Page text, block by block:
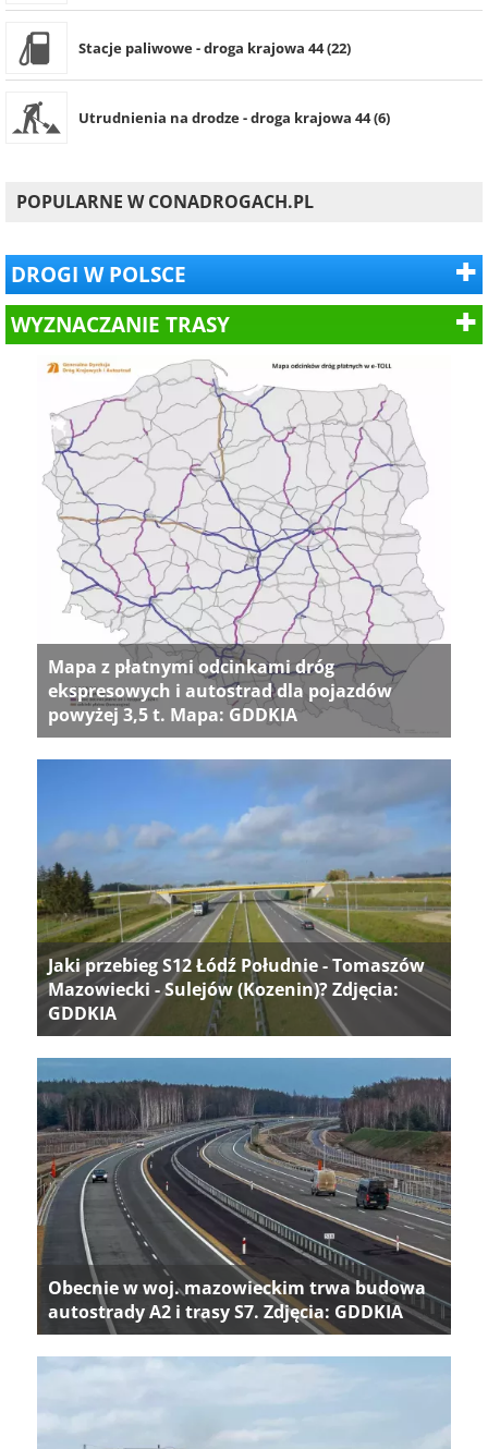
Stacje paliwowe - droga krajowa 44 (22)
Utrudnienia na drodze - droga krajowa 44 (6)
POPULARNE W CONADROGACH.PL
DROGI W POLSCE
WYZNACZANIE TRASY
Mapa z płatnymi odcinkami dróg
ekspresowych i autostrad dla pojazdów
powyżej 3,5 t. Mapa: GDDKIA
Jaki przebieg S12 Łódź Południe - Tomaszów
Mazowiecki - Sulejów (Kozenin)? Zdjęcia:
GDDKIA
Obecnie w woj. mazowieckim trwa budowa
autostrady A2 i trasy S7. Zdjęcia: GDDKIA